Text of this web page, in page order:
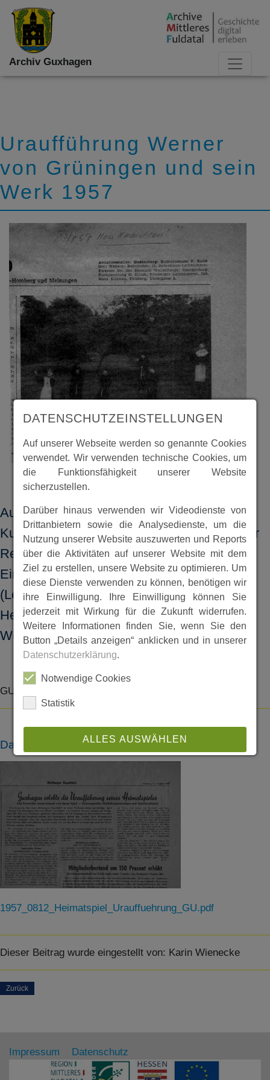
Archiv Guxhagen
Uraufführung Werner
von Grüningen und sein
Werk 1957
Auf der Freilichtbühne "Thingsstätte
Kuckuckshain" führten Jugendliche unter der
Regie von Willi Franke, mit musikalischen
Einlagen des Guxhagener Kirchenchor
(Leitung Hauptlehrer Albert Elbrecht) das
Heimatspiel "Werner von Grünigen und sein
Werk" auf.
GU1014.25
Dateien
1957_0812_Heimatspiel_Urauffuehrung_GU.pdf
Dieser Beitrag wurde eingestellt von: Karin Wienecke
Zurück
Impressum Datenschutz
DATENSCHUTZEINSTELLUNGEN
Auf unserer Webseite werden so genannte Cookies
verwendet. Wir verwenden technische Cookies, um
die Funktionsfähigkeit unserer Website
sicherzustellen.
Darüber hinaus verwenden wir Videodienste von
Drittanbietern sowie die Analysedienste, um die
Nutzung unserer Website auszuwerten und Reports
über die Aktivitäten auf unserer Website mit dem
Ziel zu erstellen, unsere Website zu optimieren. Um
diese Dienste verwenden zu können, benötigen wir
ihre Einwilligung. Ihre Einwilligung können Sie
jederzeit mit Wirkung für die Zukunft widerrufen.
Weitere Informationen finden Sie, wenn Sie den
Button „Details anzeigen“ anklicken und in unserer
Datenschutzerklärung.
Notwendige Cookies
Statistik
ALLES AUSWÄHLEN
SPEICHERN
Details anzeigen
Impressum |Datenschutz